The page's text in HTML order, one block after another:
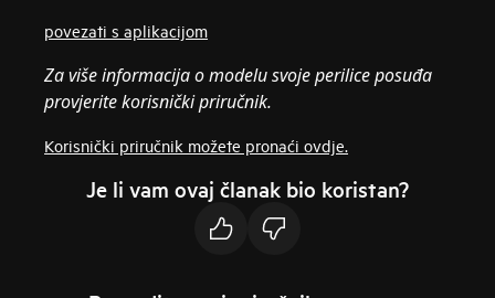
povezati s aplikacijom
Za više informacija o modelu svoje perilice posuđa
provjerite korisnički priručnik.
Korisnički priručnik možete pronaći ovdje.
Je li vam ovaj članak bio koristan?